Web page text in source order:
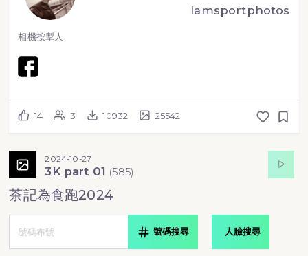
lamsportphotos
相機按掣人
14 3 10932 25542
2024-10-27
3K part 01 (585)
茶記為食跑2024
號碼搜尋 人臉搜尋